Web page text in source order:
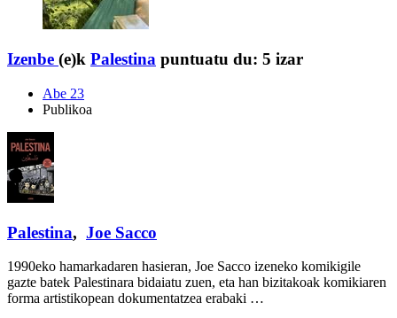
Izenbe (e)k Palestina puntuatu du: 5 izar
Abe 23
Publikoa
Palestina, Joe Sacco
1990eko hamarkadaren hasieran, Joe Sacco izeneko komikigile
gazte batek Palestinara bidaiatu zuen, eta han bizitakoak komikiaren
forma artistikopean dokumentatzea erabaki …